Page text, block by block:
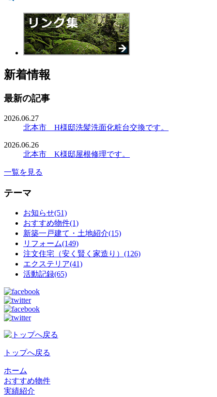
新着情報
最新の記事
2026.06.27
北本市 H様邸洗髪洗面化粧台交換です。
2026.06.26
北本市 K様邸屋根修理です。
一覧を見る
テーマ
お知らせ(51)
おすすめ物件(1)
新築一戸建て・土地紹介(15)
リフォーム(149)
注文住宅（安く賢く家造り）(126)
エクステリア(41)
活動記録(65)
トップへ戻る
ホーム
おすすめ物件
実績紹介